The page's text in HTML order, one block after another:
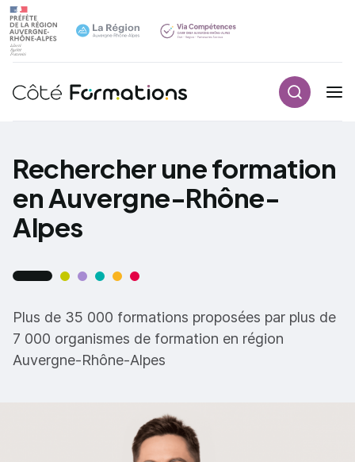
Navigation principale
Rechercher une formation
en Auvergne-Rhône-
Alpes
Plus de 35 000 formations proposées par plus de
7 000 organismes de formation en région
Auvergne-Rhône-Alpes